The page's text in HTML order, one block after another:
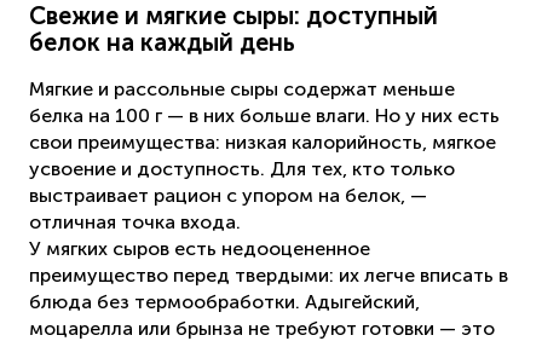
Свежие и мягкие сыры: доступный
белок на каждый день
Мягкие и рассольные сыры содержат меньше
белка на 100 г — в них больше влаги. Но у них есть
свои преимущества: низкая калорийность, мягкое
усвоение и доступность. Для тех, кто только
выстраивает рацион с упором на белок, —
отличная точка входа.
У мягких сыров есть недооцененное
преимущество перед твердыми: их легче вписать в
блюда без термообработки. Адыгейский,
моцарелла или брынза не требуют готовки — это